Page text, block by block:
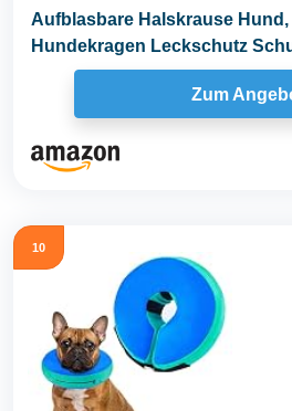
Aufblasbare Halskrause
Hundekragen Leckschutz
Hundehalskrause Weich...
Zum
10